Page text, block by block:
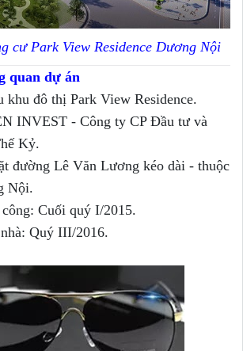
cư Park View Residence Dương Nội
quan dự án
khu đô thị Park View Residence.
INVEST - Công ty CP Đầu tư và
Kỷ.
đường Lê Văn Lương kéo dài - thuộc
Nội.
Cuối quý I/2015.
Quý III/2016.